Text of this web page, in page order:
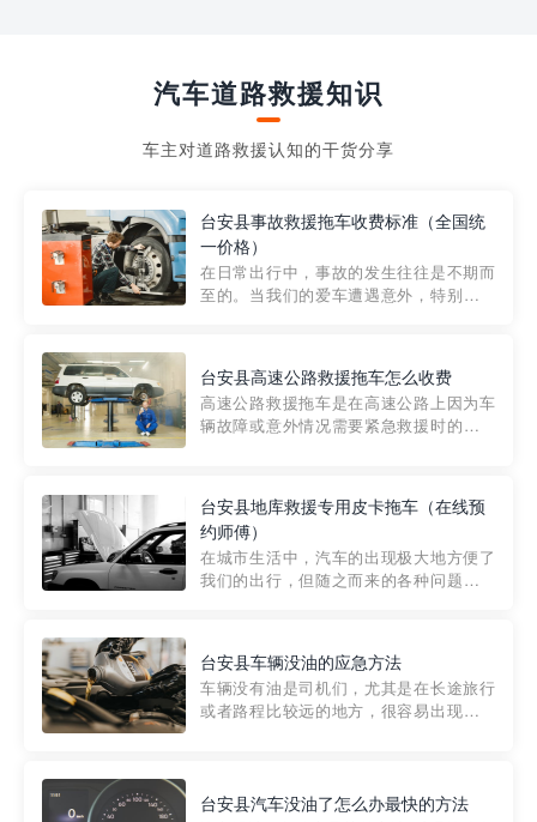
汽车道路救援知识
车主对道路救援认知的干货分享
台安县事故救援拖车收费标准（全国统
一价格）
在日常出行中，事故的发生往往是不期而
至的。当我们的爱车遭遇意外，特别是在
细解析一下市区事故救援拖车的收费标
准，以及在选用拖车服务时应注...
台安县高速公路救援拖车怎么收费
高速公路救援拖车是在高速公路上因为车
辆故障或意外情况需要紧急救援时的必备
路救援拖车的收费标准是由当地交通管理
部门制定的。起步价通...
台安县地库救援专用皮卡拖车（在线预
约师傅）
在城市生活中，汽车的出现极大地方便了
我们的出行，但随之而来的各种问题也让
紧急情况下，我们需要一种高效可靠的救
援方式。而这时，地库救援专...
台安县车辆没油的应急方法
车辆没有油是司机们，尤其是在长途旅行
或者路程比较远的地方，很容易出现这种
的送油师傅，解决没油的紧急情况。 首
台安县汽车没油了怎么办最快的方法